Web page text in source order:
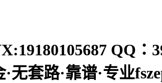
QQ：
套路·靠谱·专业